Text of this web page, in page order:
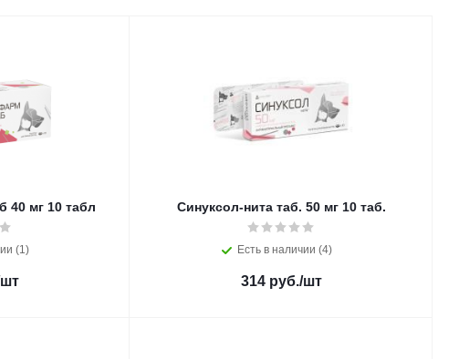
мг 10 табл
(1)
Синуксол-нита таб. 50 мг 10 таб.
Есть в наличии (4)
314руб./шт